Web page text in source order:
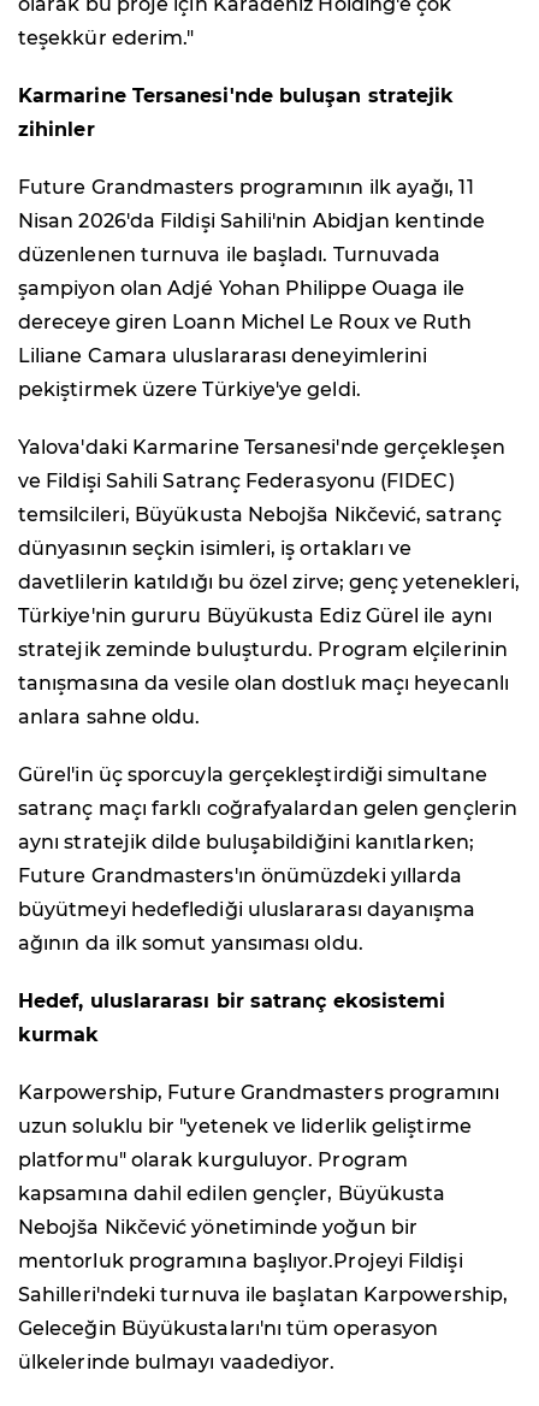
teşekkür ederim."
Karmarine Tersanesi'nde buluşan stratejik
zihinler
Future Grandmasters programının ilk ayağı, 11
Nisan 2026'da Fildişi Sahili'nin Abidjan kentinde
düzenlenen turnuva ile başladı. Turnuvada
şampiyon olan Adjé Yohan Philippe Ouaga ile
dereceye giren Loann Michel Le Roux ve Ruth
Liliane Camara uluslararası deneyimlerini
pekiştirmek üzere Türkiye'ye geldi.
Yalova'daki Karmarine Tersanesi'nde gerçekleşen
ve Fildişi Sahili Satranç Federasyonu (FIDEC)
temsilcileri, Büyükusta Nebojša Nikčević, satranç
dünyasının seçkin isimleri, iş ortakları ve
davetlilerin katıldığı bu özel zirve; genç yetenekleri,
Türkiye'nin gururu Büyükusta Ediz Gürel ile aynı
stratejik zeminde buluşturdu. Program elçilerinin
tanışmasına da vesile olan dostluk maçı heyecanlı
anlara sahne oldu.
Gürel'in üç sporcuyla gerçekleştirdiği simultane
satranç maçı farklı coğrafyalardan gelen gençlerin
aynı stratejik dilde buluşabildiğini kanıtlarken;
Future Grandmasters'ın önümüzdeki yıllarda
büyütmeyi hedeflediği uluslararası dayanışma
ağının da ilk somut yansıması oldu.
Hedef, uluslararası bir satranç ekosistemi
kurmak
Karpowership, Future Grandmasters programını
uzun soluklu bir "yetenek ve liderlik geliştirme
platformu" olarak kurguluyor. Program
kapsamına dahil edilen gençler, Büyükusta
Nebojša Nikčević yönetiminde yoğun bir
mentorluk programına başlıyor.Projeyi Fildişi
Sahilleri'ndeki turnuva ile başlatan Karpowership,
Geleceğin Büyükustaları'nı tüm operasyon
ülkelerinde bulmayı vaadediyor.